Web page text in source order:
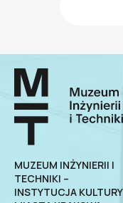
MUZEUM INŻYNIERII I
TECHNIKI –
INSTYTUCJA KULTURY